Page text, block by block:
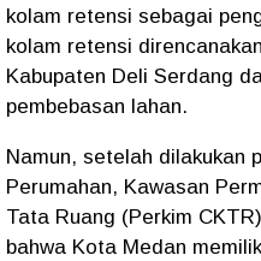
kolam retensi sebagai
kolam retensi
Kabupaten Deli Serdang
pembebasan lahan.
Namun, setelah dilakukan
Perumahan, Kawasan
Tata Ruang (Perkim
bahwa Kota Medan